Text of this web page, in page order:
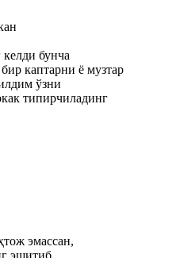
бунча
каптарни ё музтар
ўзни
типирчиладинг
эмассан,
эшитиб